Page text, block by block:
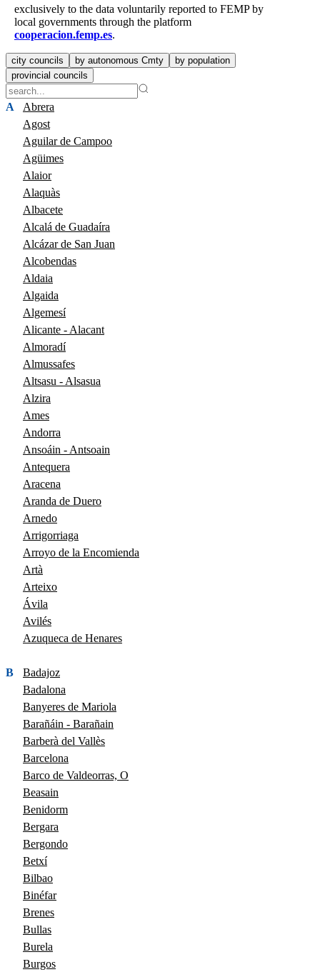
exclusively to the data voluntarily reported to FEMP by
local governments through the platform
cooperacion.femp.es.
city councils by autonomous Cmty
by population
provincial councils
A
Abrera
Agost
Aguilar de Campoo
Agüimes
Alaior
Alaquàs
Albacete
Alcalá de Guadaíra
Alcázar de San Juan
Alcobendas
Aldaia
Algaida
Algemesí
Alicante - Alacant
Almoradí
Almussafes
Altsasu - Alsasua
Alzira
Ames
Andorra
Ansoáin - Antsoain
Antequera
Aracena
Aranda de Duero
Arnedo
Arrigorriaga
Arroyo de la Encomienda
Artà
Arteixo
Ávila
Avilés
Azuqueca de Henares
B
Badajoz
Badalona
Banyeres de Mariola
Barañáin - Barañain
Barberà del Vallès
Barcelona
Barco de Valdeorras, O
Beasain
Benidorm
Bergara
Bergondo
Betxí
Bilbao
Binéfar
Brenes
Bullas
Burela
Burgos